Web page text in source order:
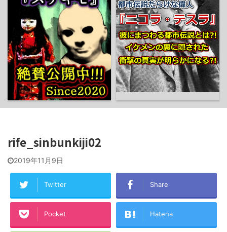
rife_sinbunkiji02
2019年11月9日
Twitter Share
Pocket Hatena